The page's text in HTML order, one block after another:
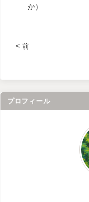
か）
< 前
プロフィール